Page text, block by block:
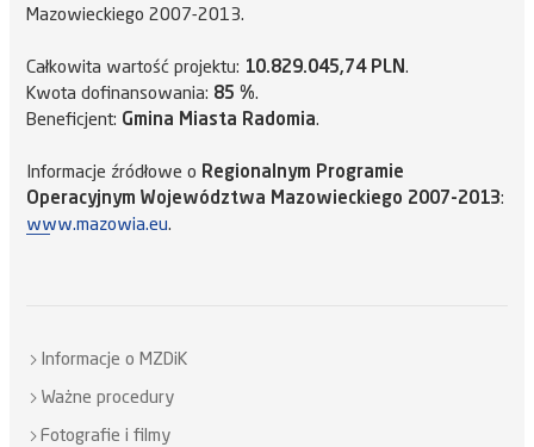
Mazowieckiego 2007-2013.
Całkowita wartość projektu: 10.829.045,74 PLN.
Kwota dofinansowania: 85 %.
Beneficjent: Gmina Miasta Radomia.
Informacje źródłowe o Regionalnym Programie
Operacyjnym Województwa Mazowieckiego 2007-2013:
www.mazowia.eu.
Informacje o MZDiK
Ważne procedury
Fotografie i filmy